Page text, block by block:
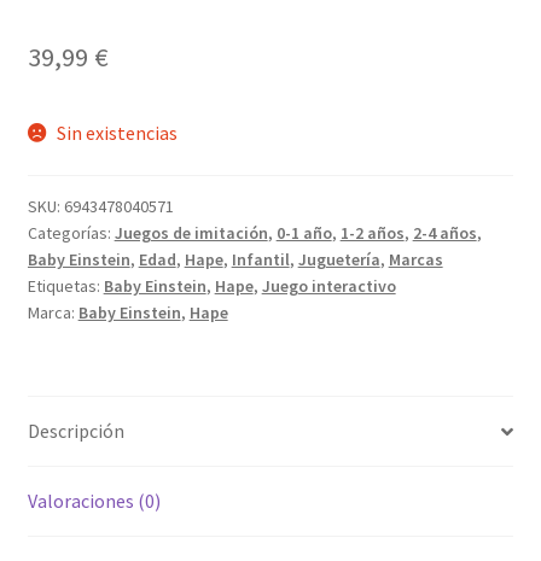
39,99 €
Sin existencias
SKU: 6943478040571
Categorías: Juegos de imitación, 0-1 año, 1-2 años, 2-4 años,
Baby Einstein, Edad, Hape, Infantil, Juguetería, Marcas
Etiquetas: Baby Einstein, Hape, Juego interactivo
Marca: Baby Einstein, Hape
Descripción
Valoraciones (0)